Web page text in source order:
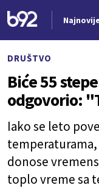
Najnovije
DRUŠTVO
Biće 55
odgovorio:
Iako se leto
temperaturama,
donose
toplo vreme sa